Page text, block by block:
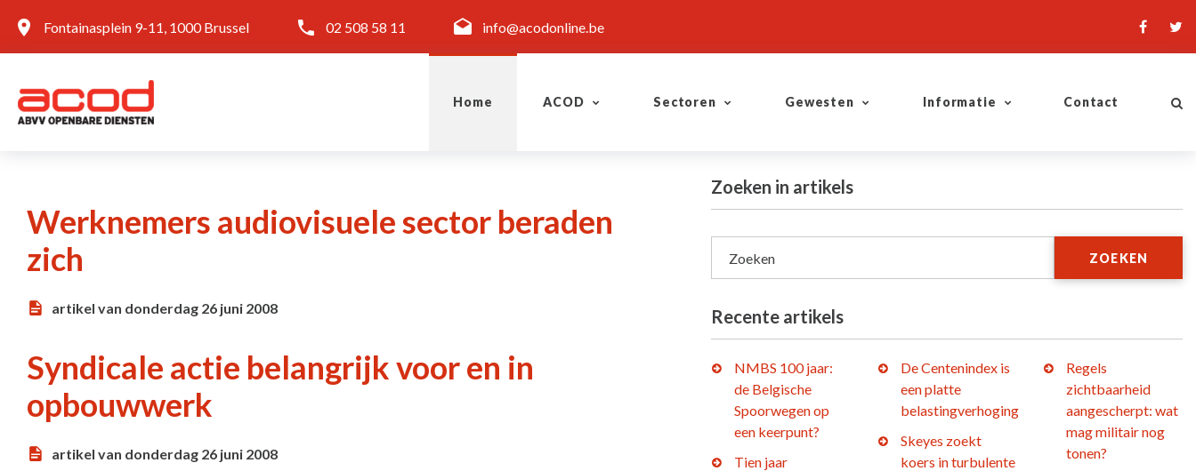
Fontainasplein 9-11, 1000 Brussel 02 508 58 11 info@acodonline.be
Home ACOD Sectoren Gewesten Informatie Contact
Werknemers audiovisuele sector beraden
zich
artikel van donderdag 26 juni 2008
Syndicale actie belangrijk voor en in
opbouwwerk
artikel van donderdag 26 juni 2008
Zoeken in artikels
Zoeken ZOEKEN
Recente artikels
NMBS 100 jaar:
de Belgische
Spoorwegen op
een keerpunt?
Tien jaar
De Centenindex is
een platte
belastingverhoging
Skeyes zoekt
koers in turbulente
Regels
zichtbaarheid
aangescherpt: wat
mag militair nog
tonen?